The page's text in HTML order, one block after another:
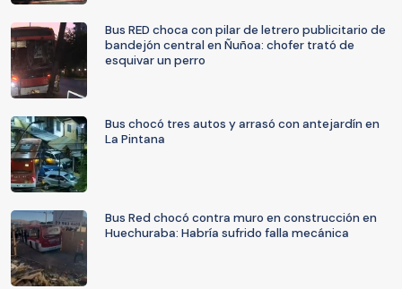
Bus RED choca con pilar de letrero publicitario de
bandejón central en Ñuñoa: chofer trató de
esquivar un perro
Bus chocó tres autos y arrasó con antejardín en
La Pintana
Bus Red chocó contra muro en construcción en
Huechuraba: Habría sufrido falla mecánica